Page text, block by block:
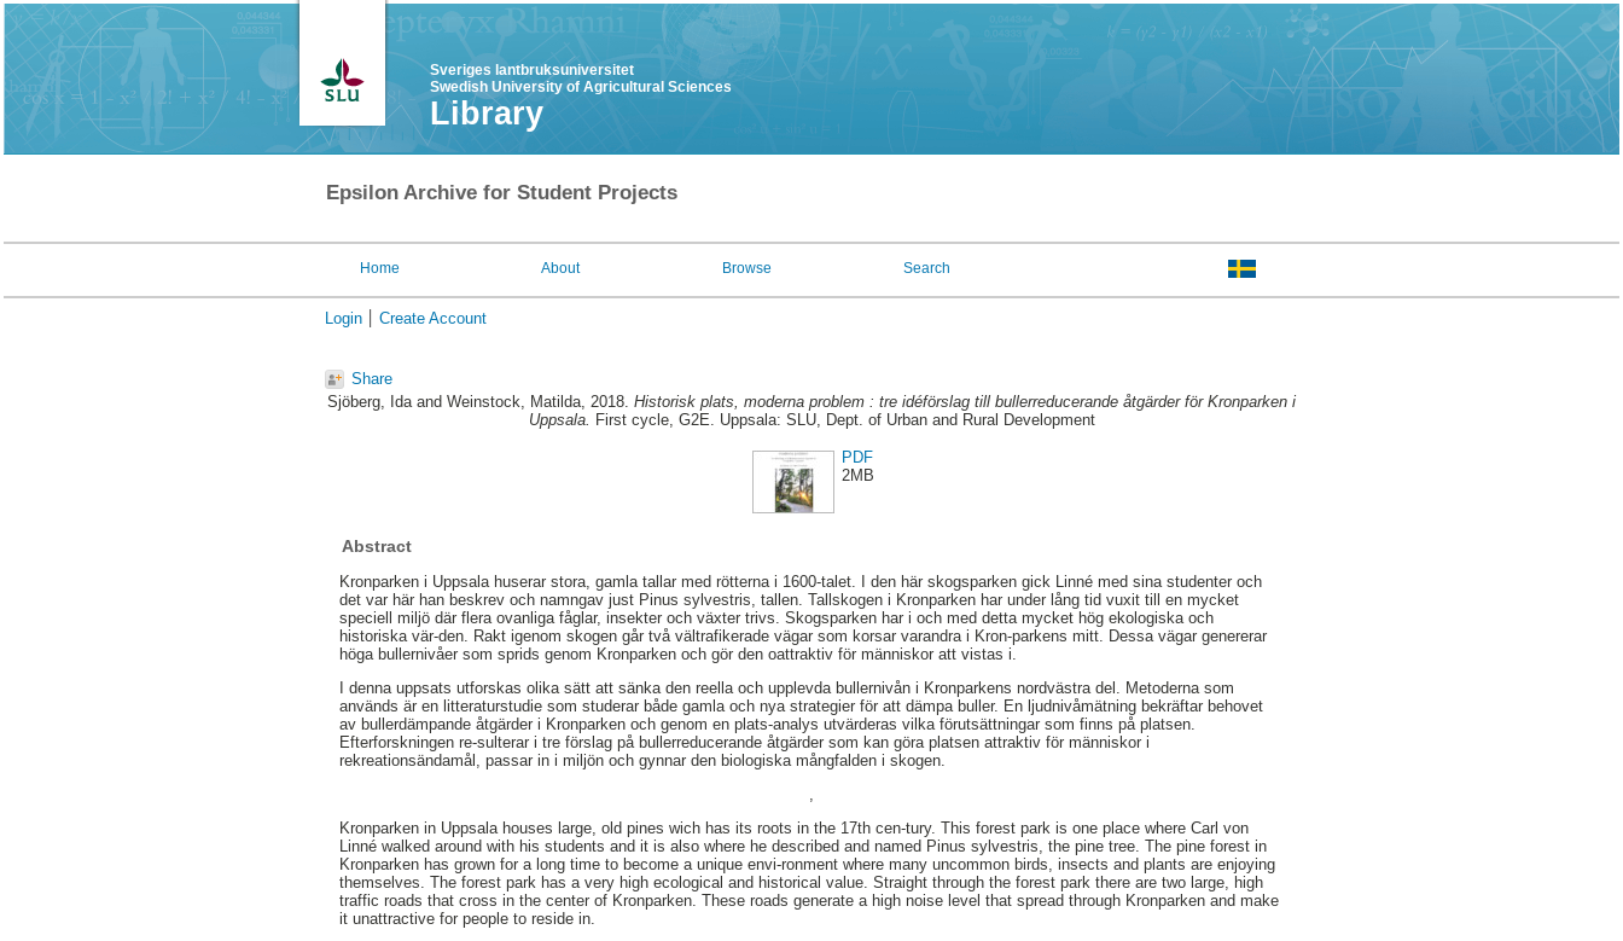
Sveriges lantbruksuniversitet
Swedish University of Agricultural Sciences
Library
Epsilon Archive for Student Projects
Home About Browse Search
Login Create Account
Share
Sjöberg, Idaand Weinstock, Matilda, 2018. Historisk plats, moderna problem : tre idéförslag till bullerreducerande åtgärder för Kronparken i
Uppsala. First cycle, G2E. Uppsala: SLU, Dept. of Urban and Rural Development
PDF
2MB
Abstract
Kronparken i Uppsala huserar stora, gamla tallar med rötterna i 1600-talet. I den här skogsparken gick Linné med sina studenter och
det var här han beskrev och namngav just Pinus sylvestris, tallen. Tallskogen i Kronparken har under lång tid vuxit till en mycket
speciell miljö där flera ovanliga fåglar, insekter och växter trivs. Skogsparken har i och med detta mycket hög ekologiska och
historiska vär-den. Rakt igenom skogen går två vältrafikerade vägar som korsar varandra i Kron-parkens mitt. Dessa vägar genererar
höga bullernivåer som sprids genom Kronparken och gör den oattraktiv för människor att vistas i.
I denna uppsats utforskas olika sätt att sänka den reella och upplevda bullernivån i Kronparkens nordvästra del. Metoderna som
används är en litteraturstudie som studerar både gamla och nya strategier för att dämpa buller. En ljudnivåmätning bekräftar behovet
av bullerdämpande åtgärder i Kronparken och genom en plats-analys utvärderas vilka förutsättningar som finns på platsen.
Efterforskningen re-sulterar i tre förslag på bullerreducerande åtgärder som kan göra platsen attraktiv för människor i
rekreationsändamål, passar in i miljön och gynnar den biologiska mångfalden i skogen.
Kronparken in Uppsala houses large, old pines wich has its roots in the 17th cen-tury. This forest park is one place where Carl von
Linné walked around with his students and it is also where he described and named Pinus sylvestris, the pine tree. The pine forest in
Kronparken has grown for a long time to become a unique envi-ronment where many uncommon birds, insects and plants are enjoying
themselves. The forest park has a very high ecological and historical value. Straight through the forest park there are two large, high
traffic roads that cross in the center of Kronparken. These roads generate a high noise level that spread through Kronparken and make
it unattractive for people to reside in.